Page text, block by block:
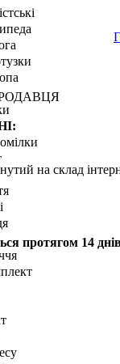
на склад
протягом 14